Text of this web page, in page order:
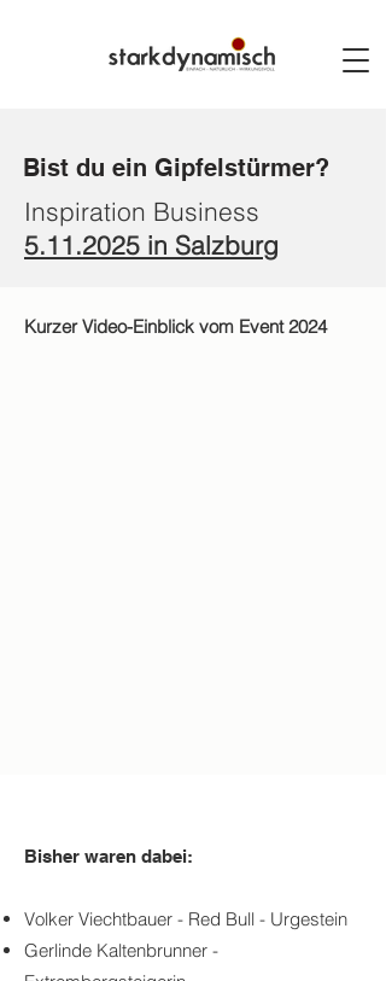
Bist du ein Gipfelstürmer?
Inspiration Business
5.11.2025 in Salzburg
Kurzer Video-Einblick vom Event 2024
Bisher waren dabei:
Volker Viechtbauer - Red Bull - Urgestein
Gerlinde Kaltenbrunner -